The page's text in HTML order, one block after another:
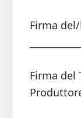
Firma
Firma del
Produttore: